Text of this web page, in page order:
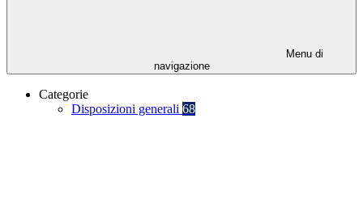
Menu di
navigazione
Categorie
Disposizioni generali 68